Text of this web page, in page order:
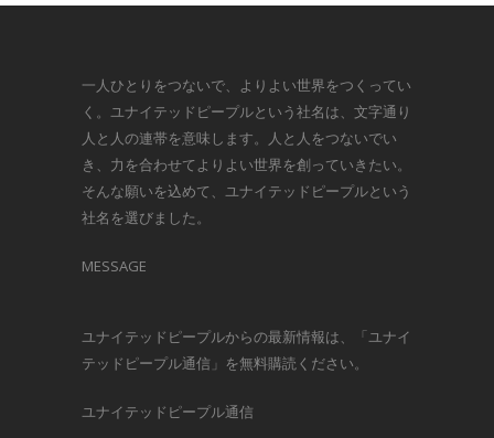
一人ひとりをつないで、よりよい世界をつくってい
く。ユナイテッドピープルという社名は、文字通り
人と人の連帯を意味します。人と人をつないでい
き、力を合わせてよりよい世界を創っていきたい。
そんな願いを込めて、ユナイテッドピープルという
社名を選びました。
MESSAGE
ユナイテッドピープルからの最新情報は、「ユナイ
テッドピープル通信」を無料購読ください。
ユナイテッドピープル通信